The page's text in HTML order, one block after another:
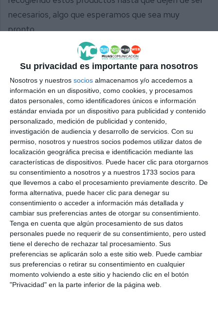
Su privacidad es importante para nosotros
Nosotros y nuestros socios almacenamos y/o accedemos a
información en un dispositivo, como cookies, y procesamos
datos personales, como identificadores únicos e información
estándar enviada por un dispositivo para publicidad y contenido
personalizado, medición de publicidad y contenido,
investigación de audiencia y desarrollo de servicios. Con su
permiso, nosotros y nuestros socios podemos utilizar datos de
localización geográfica precisa e identificación mediante las
características de dispositivos. Puede hacer clic para otorgarnos
su consentimiento a nosotros y a nuestros 1733 socios para
que llevemos a cabo el procesamiento previamente descrito. De
forma alternativa, puede hacer clic para denegar su
consentimiento o acceder a información más detallada y
cambiar sus preferencias antes de otorgar su consentimiento.
Tenga en cuenta que algún procesamiento de sus datos
personales puede no requerir de su consentimiento, pero usted
tiene el derecho de rechazar tal procesamiento. Sus
preferencias se aplicarán solo a este sitio web. Puede cambiar
sus preferencias o retirar su consentimiento en cualquier
momento volviendo a este sitio y haciendo clic en el botón
"Privacidad" en la parte inferior de la página web.
necesarios, algo que esperamos que sea muy
pronto.
Comparte esta noticia desde el siguiente enlace:
https://mijascom.com/?a=24139
MIJAS ESCUELAS INFANTILES MUNICIPALES GLORIA
FUERTES AYUNTAMIENTO AYUDA UCRANIA